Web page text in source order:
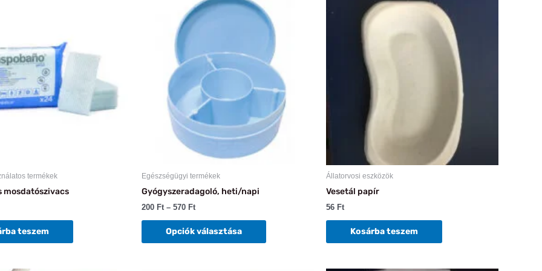
termékek
mosdatószivacs
teszem
Egészségügyi termékek
Gyógyszeradagoló, heti/napi
200 Ft – 570 Ft
200 Ft
-
Opciók választása
a
terméknek
variációja
van.
változatok
termékoldalon
választhatók
Állatorvosi eszközök
Vesetál papír
56 Ft
Kosárba teszem